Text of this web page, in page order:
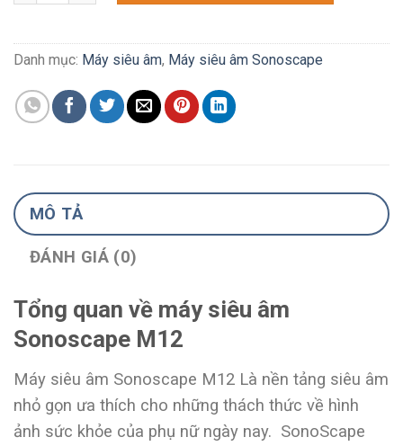
Danh mục: Máy siêu âm, Máy siêu âm Sonoscape
MÔ TẢ
ĐÁNH GIÁ (0)
Tổng quan về máy siêu âm
Sonoscape M12
Máy siêu âm Sonoscape M12 Là nền tảng siêu âm
nhỏ gọn ưa thích cho những thách thức về hình
ảnh sức khỏe của phụ nữ ngày nay. SonoScape